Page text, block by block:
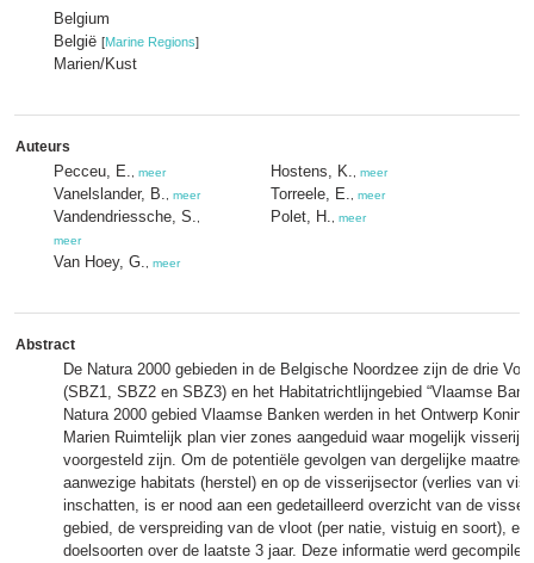
Belgium
België [Marine Regions]
Marien/Kust
Auteurs
Pecceu, E. meer
Vanelslander, B. meer
Vandendriessche, S.
meer
Van Hoey, G. meer
Hostens, K. meer
Torreele, E. meer
Polet, H. meer
Abstract
De Natura 2000 gebieden in de Belgische Noordzee zijn de drie
(SBZ1, SBZ2 en SBZ3) en het Habitatrichtlijngebied “Vlaamse
Natura 2000 gebied Vlaamse Banken werden in het Ontwerp
Marien Ruimtelijk plan vier zones aangeduid waar mogelijk
voorgesteld zijn. Om de potentiële gevolgen van dergelijke
aanwezige habitats (herstel) en op de visserijsector (verlies van
inschatten, is er nood aan een gedetailleerd overzicht van de
gebied, de verspreiding van de vloot (per natie, vistuig en soort), en
doelsoorten over de laatste 3 jaar. Deze informatie werd